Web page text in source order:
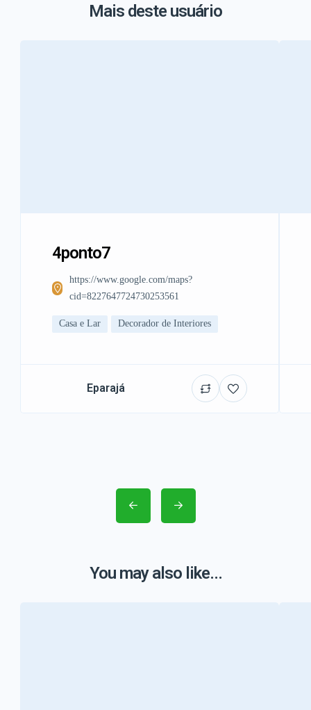
Mais deste usuário
4ponto7
https://www.google.com/maps?
cid=8227647724730253561
Casa e Lar Decorador de Interiores
Eparajá
You may also like...